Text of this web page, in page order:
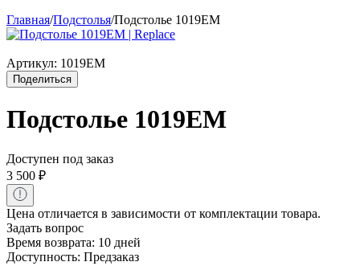
Главная/Подстолья/Подстолье 1019EM
Артикул: 1019EM
Поделиться
Подстолье 1019EM
Доступен под заказ
3 500 ₽
Цена отличается в зависимости от комплектации товара.
Задать вопрос
Время возврата: 10 дней
Доступность: Предзаказ